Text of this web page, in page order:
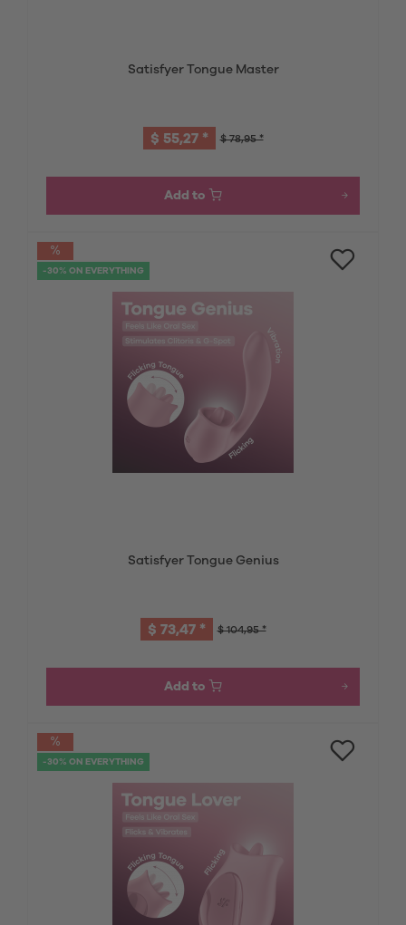
Satisfyer Tongue Master
$ 78,95 *
$ 55,27 *
Add to
-30% ON EVERYTHING
Satisfyer Tongue Genius
$ 104,95 *
$ 73,47 *
Add to
-30% ON EVERYTHING